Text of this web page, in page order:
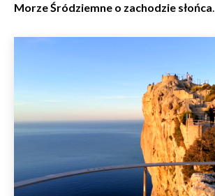
Morze Śródziemne o zachodzie słońca.